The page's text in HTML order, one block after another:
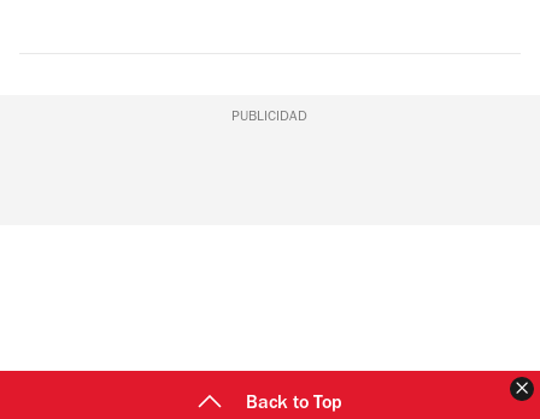
PUBLICIDAD
Back to Top